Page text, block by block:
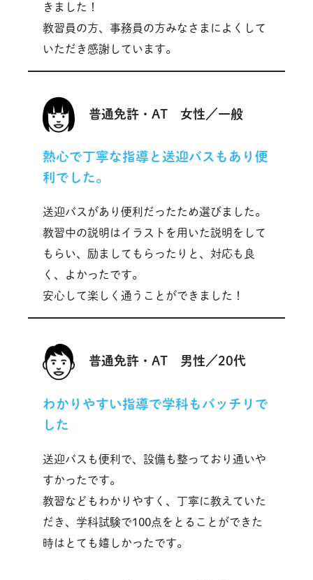
きました！
教習員の方、事務員の方みなさまによくして
いただき感謝しています。
普通免許・AT 女性／一般
熱心で丁寧な指導と送迎バスもあり便
利でした。
送迎バスがあり便利だったため選びました。
教習中の説明はイラストを用いた説明をして
もらい、励ましてもらったりと、対応も良
く、よかったです。
安心して楽しく通うことができました！
普通免許・AT 男性／20代
わかりやすい指導で学科もバッチリで
した
送迎バスも便利で、設備も整っており通いや
すかったです。
教習などもわかりやすく、丁寧に教えていた
だき、学科試験で100点をとることができた
時はとても嬉しかったです。